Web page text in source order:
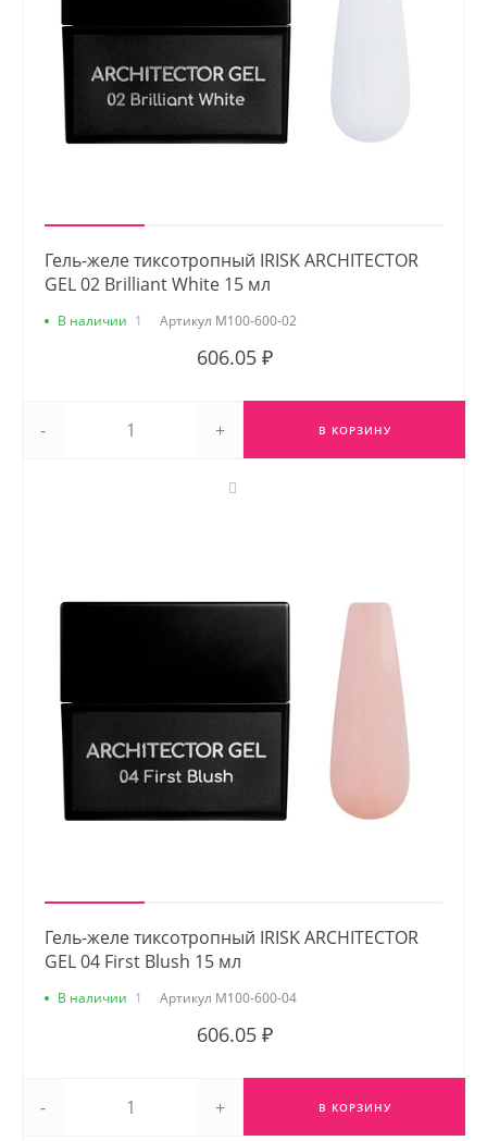
Гель-желе тиксотропный IRISK ARCHITECTOR
GEL 02 Brilliant White 15 мл
В наличии 1 Артикул М100-600-02
606.05 ₽
- + В КОРЗИНУ
Гель-желе тиксотропный IRISK ARCHITECTOR
GEL 04 First Blush 15 мл
В наличии 1 Артикул М100-600-04
606.05 ₽
- + В КОРЗИНУ